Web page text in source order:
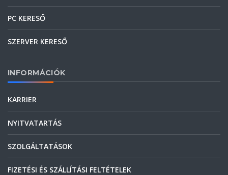
PC KERESŐ
SZERVER KERESŐ
INFORMÁCIÓK
KARRIER
NYITVATARTÁS
SZOLGÁLTATÁSOK
FIZETÉSI ÉS SZÁLLÍTÁSI FELTÉTELEK